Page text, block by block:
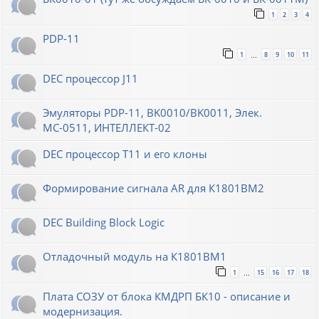
1 2 3 4
PDP-11
1 8 9 10 11
DEC процессор J11
Эмуляторы PDP-11, BK0010/BK0011, Элек.
МС-0511, ИНТЕЛЛЕКТ-02
DEC процессор T11 и его клоны
Формирование сигнала AR для К1801ВМ2
DEC Building Block Logic
Отладочный модуль на К1801ВМ1
1 15 16 17 18
Плата СОЗУ от блока КМДРП БК10 - описание и
модернизация.